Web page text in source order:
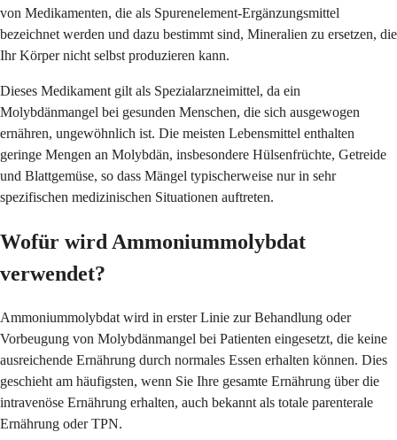
von Medikamenten, die als Spurenelement-Ergänzungsmittel
bezeichnet werden und dazu bestimmt sind, Mineralien zu ersetzen, die
Ihr Körper nicht selbst produzieren kann.
Dieses Medikament gilt als Spezialarzneimittel, da ein
Molybdänmangel bei gesunden Menschen, die sich ausgewogen
ernähren, ungewöhnlich ist. Die meisten Lebensmittel enthalten
geringe Mengen an Molybdän, insbesondere Hülsenfrüchte, Getreide
und Blattgemüse, so dass Mängel typischerweise nur in sehr
spezifischen medizinischen Situationen auftreten.
Wofür wird Ammoniummolybdat
verwendet?
Ammoniummolybdat wird in erster Linie zur Behandlung oder
Vorbeugung von Molybdänmangel bei Patienten eingesetzt, die keine
ausreichende Ernährung durch normales Essen erhalten können. Dies
geschieht am häufigsten, wenn Sie Ihre gesamte Ernährung über die
intravenöse Ernährung erhalten, auch bekannt als totale parenterale
Ernährung oder TPN.